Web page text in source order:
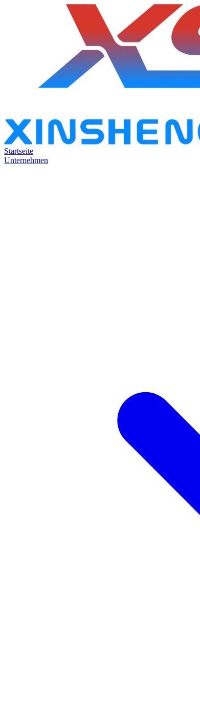
Startseite
Unternehmen